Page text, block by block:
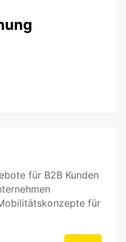
für B2B Kunden
für